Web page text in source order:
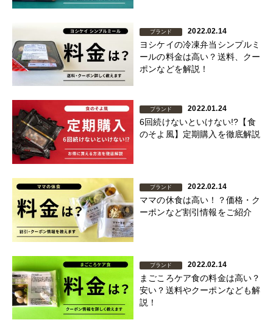
ブランド 2022.02.14
ヨシケイの冷凍弁当シンプルミ
ールの料金は高い？送料、クー
ポンなどを解説！
ブランド 2022.01.24
6回続けないといけない!?【食
のそよ風】定期購入を徹底解説
ブランド 2022.02.14
ママの休食は高い！？価格・ク
ーポンなど割引情報をご紹介
ブランド 2022.02.14
まごころケア食の料金は高い？
安い？送料やクーポンなども解
説！